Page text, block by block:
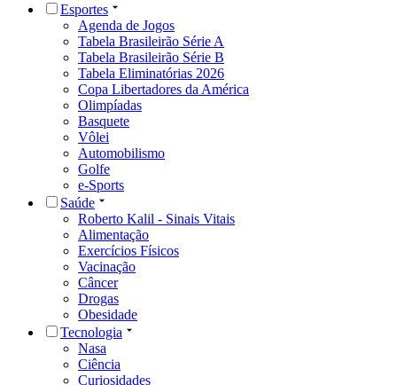
Esportes
Agenda de Jogos
Tabela Brasileirão Série A
Tabela Brasileirão Série B
Tabela Eliminatórias 2026
Copa Libertadores da América
Olimpíadas
Basquete
Vôlei
Automobilismo
Golfe
e-Sports
Saúde
Roberto Kalil - Sinais Vitais
Alimentação
Exercícios Físicos
Vacinação
Câncer
Drogas
Obesidade
Tecnologia
Nasa
Ciência
Curiosidades